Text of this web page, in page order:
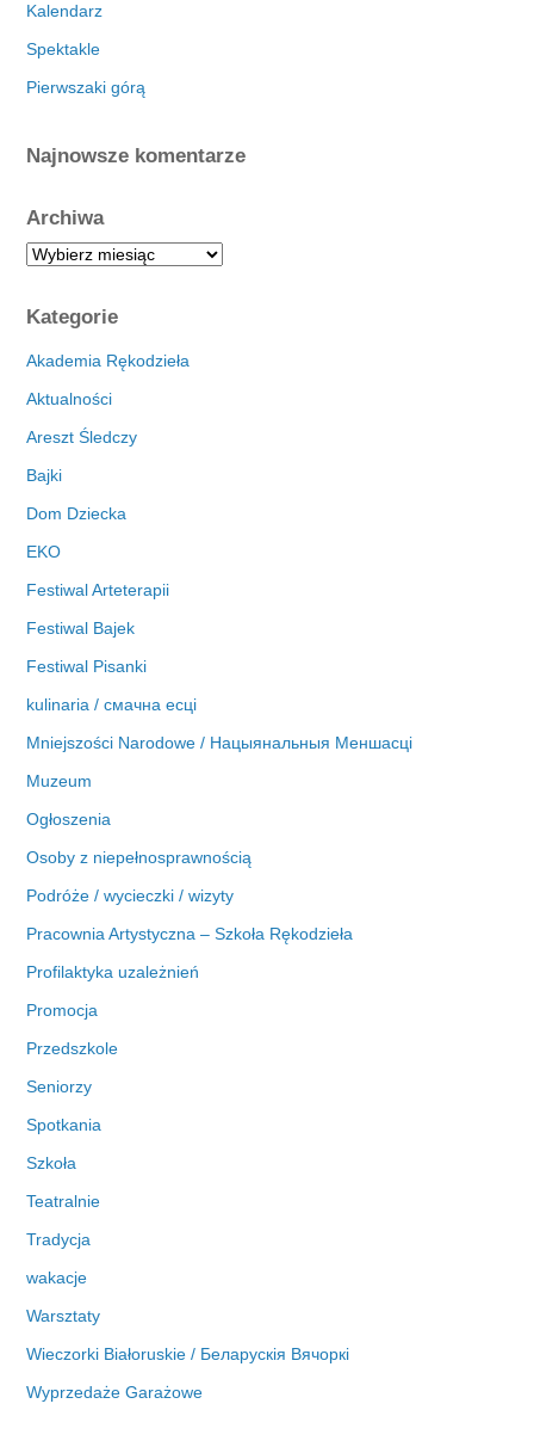
Kalendarz
Spektakle
Pierwszaki górą
Najnowsze komentarze
Archiwa
A
c
h
i
a
Kategorie
Akademia Rękodzieła
Aktualności
Areszt Śledczy
Bajki
Dom Dziecka
EKO
Festiwal Arteterapii
Festiwal Bajek
Festiwal Pisanki
kulinaria / смачна есці
Mniejszości Narodowe / Нацыянальныя Меншасці
Muzeum
Ogłoszenia
Osoby z niepełnosprawnością
Podróże / wycieczki / wizyty
Pracownia Artystyczna – Szkoła Rękodzieła
Profilaktyka uzależnień
Promocja
Przedszkole
Seniorzy
Spotkania
Szkoła
Teatralnie
Tradycja
wakacje
Warsztaty
Wieczorki Białoruskie / Беларускія Вячоркі
Wyprzedaże Garażowe